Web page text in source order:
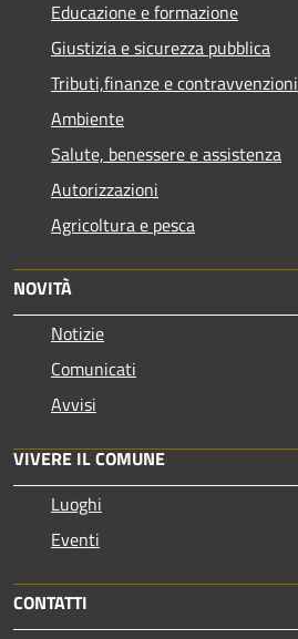
Educazione e formazione
Giustizia e sicurezza pubblica
Tributi,finanze e contravvenzioni
Ambiente
Salute, benessere e assistenza
Autorizzazioni
Agricoltura e pesca
NOVITÀ
Notizie
Comunicati
Avvisi
VIVERE IL COMUNE
Luoghi
Eventi
CONTATTI